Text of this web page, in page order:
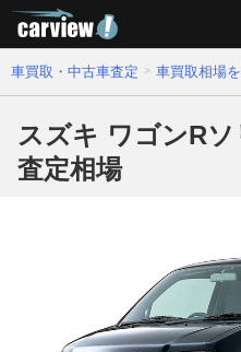
車買取・中古車査定 車買取相場
スズキ ワゴンRソ
査定相場